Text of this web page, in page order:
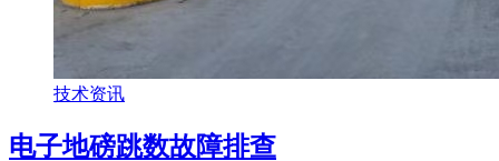
技术资讯
电子地磅跳数故障排查